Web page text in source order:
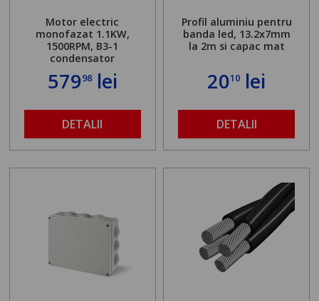
Motor electric
monofazat 1.1KW,
1500RPM, B3-1
condensator
57998lei
DETALII
Profil aluminiu pentru
banda led, 13.2x7mm
la 2m si capac mat
2010 lei
DETALII